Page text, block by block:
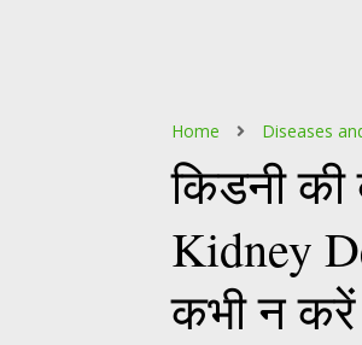
Home Diseases
किडनी की
Kidney
कभी न करें